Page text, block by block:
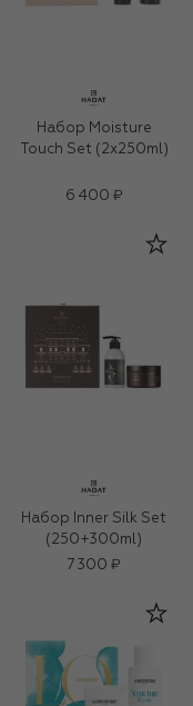
Набор Moisture
Touch Set (2x250ml)
6 400 ₽
Набор Inner Silk Set
(250+300ml)
7 300 ₽